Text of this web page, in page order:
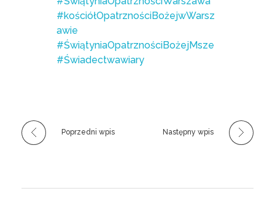
#kościółOpatrznościBożejwWarsz
awie
#ŚwiątyniaOpatrznościBożejMsze
#Świadectwawiary
Poprzedni wpis Następny wpis